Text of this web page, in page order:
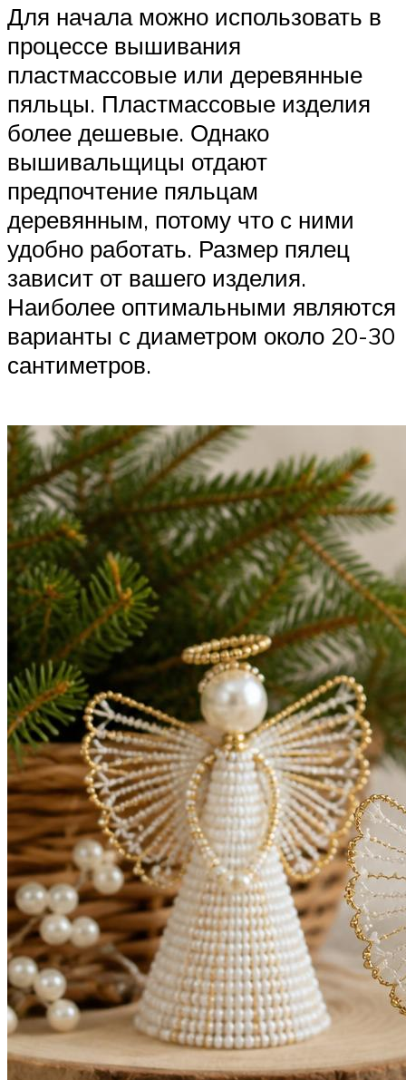
Для начала можно использовать в
процессе вышивания
пластмассовые или деревянные
пяльцы. Пластмассовые изделия
более дешевые. Однако
вышивальщицы отдают
предпочтение пяльцам
деревянным, потому что с ними
удобно работать. Размер пялец
зависит от вашего изделия.
Наиболее оптимальными являются
варианты с диаметром около 20-30
сантиметров.